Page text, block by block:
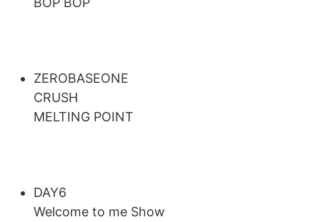
ZEROBASEONE
CRUSH
MELTING POINT
DAY6
Welcome to me Show